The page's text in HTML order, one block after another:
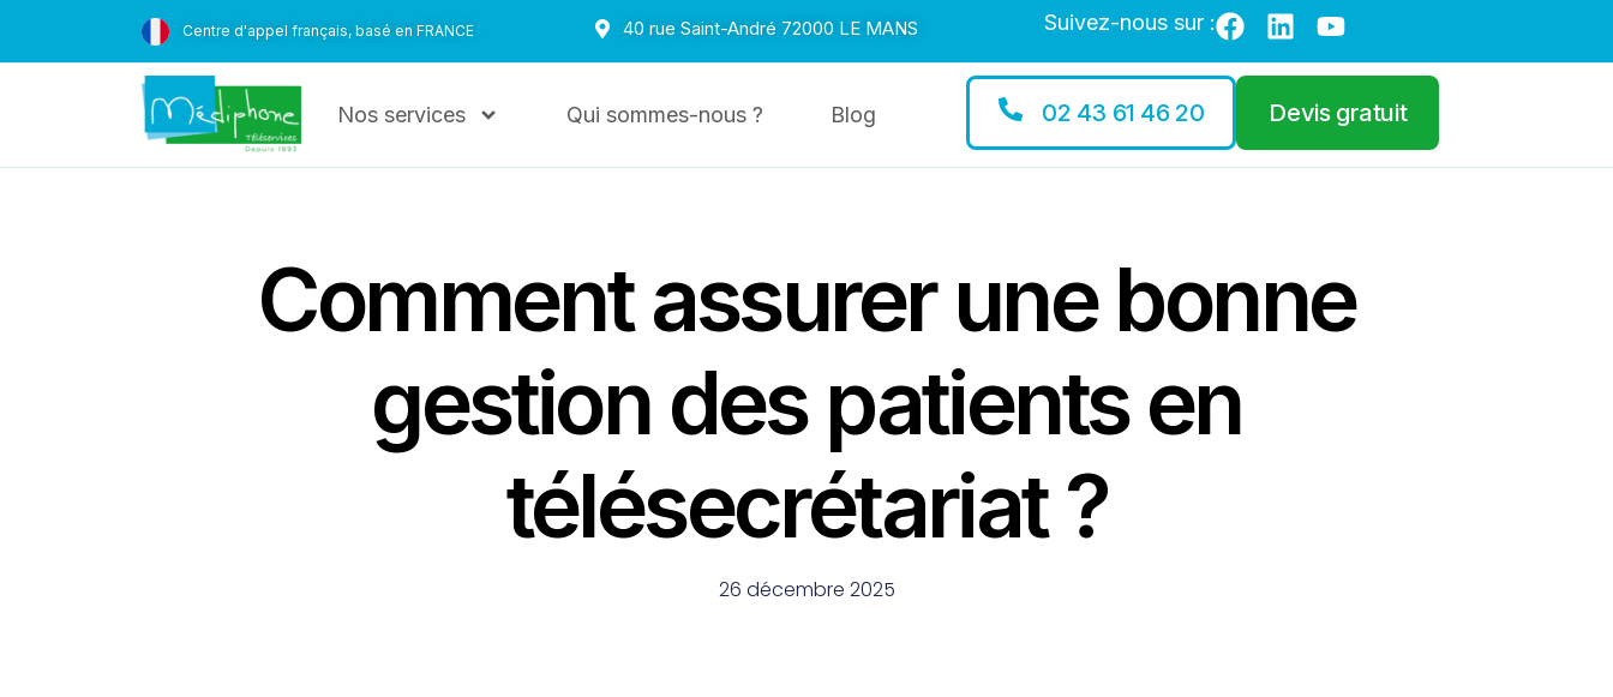
Centre d'appel français, basé en FRANCE 40 rue Saint-André 72000 LE MANS Suivez-nous sur :
Nos services Qui sommes-nous ? Blog 02 43 61 46 20 Devis gratuit
Comment assurer une bonne
gestion des patients en
télésecrétariat ?
26 décembre 2025